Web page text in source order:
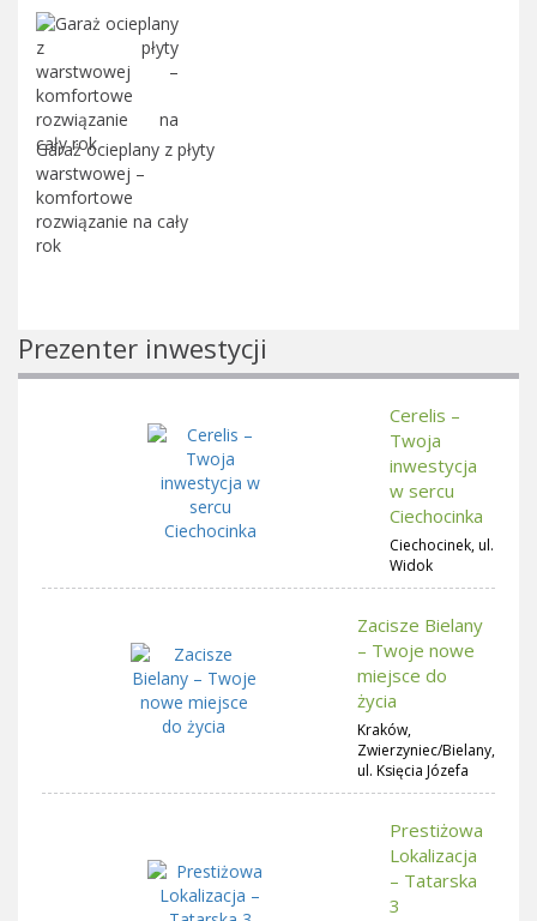
Garaż ocieplany z płyty
warstwowej –
komfortowe
rozwiązanie na cały
rok
Prezenter inwestycji
Cerelis –
Twoja
inwestycja
w sercu
Ciechocinka
Ciechocinek, ul.
Widok
Zacisze Bielany
– Twoje nowe
miejsce do
życia
Kraków,
Zwierzyniec/Bielany,
ul. Księcia Józefa
Prestiżowa
Lokalizacja
– Tatarska
3